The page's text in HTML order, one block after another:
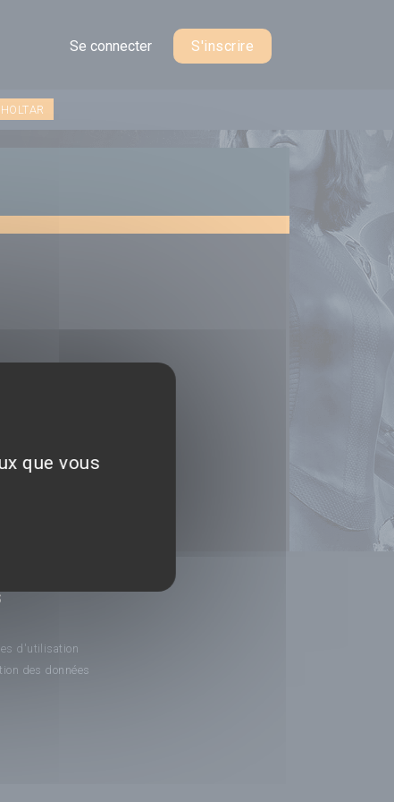
Se connecter S'inscrire
d'utilisation
des données
que vous